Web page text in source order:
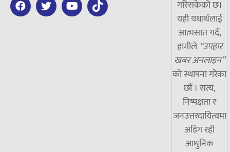
गरिसकेको छ।
यही यथार्थलाई
आत्मसात गर्दै,
हामीले “उपहार
खबर अनलाइन”
को स्थापना गरेका
छौं । सत्य,
निष्पक्षता र
जनउत्तरदायित्वमा
अडिग रही
आधुनिक